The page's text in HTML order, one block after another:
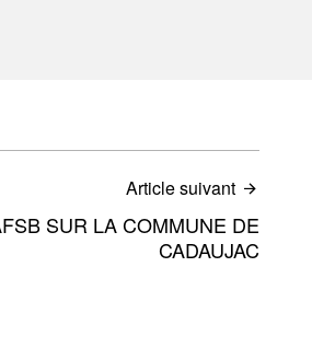
Article suivant
SUR LA COMMUNE DE
CADAUJAC